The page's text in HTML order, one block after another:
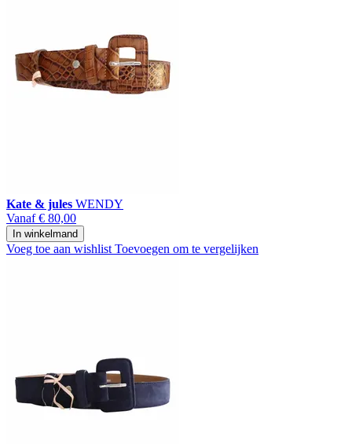
Kate & jules WENDY
Vanaf € 80,00
In winkelmand
Voeg toe aan wishlist Toevoegen om te vergelijken